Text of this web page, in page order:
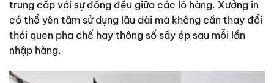
trung cấp với sự đồng đều giữa các lô hàng. Xưởng in
có thể yên tâm sử dụng lâu dài mà không cần thay đổi
thói quen pha chế hay thông số sấy ép sau mỗi lần
nhập hàng.